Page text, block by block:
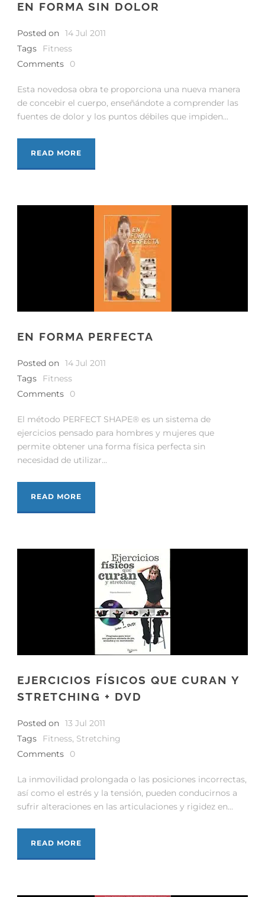
EN FORMA SIN DOLOR
Posted on 14 Jul 2011
Tags
Fitness
Comments
0
Esta novedosa obra te proporciona una nueva manera
de concebir el cuerpo, enseñándote a comprender las
fuentes de dolor y los puntos débiles que impiden...
READ MORE
EN FORMA PERFECTA
Posted on 14 Jul 2011
Tags
Fitness
Comments
0
El método PERFECT SHAPE® es un sistema de
ejercicios pensado para hombres y mujeres que
permite obtener una forma física perfecta sin
necesidad de utilizar...
READ MORE
EJERCICIOS FÍSICOS QUE CURAN Y
STRETCHING + DVD
Posted on 13 Jul 2011
Tags
Fitness, Stretching
Comments
0
La inmovilidad prolongada o las posiciones incorrectas,
así como el estrés y la tensión, pueden conducirnos a
sufrir alteraciones en las articulaciones y rigidez en...
READ MORE